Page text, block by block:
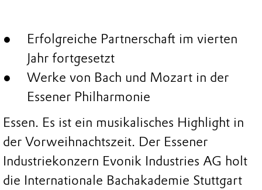
Erfolgreiche Partnerschaft im vierten
Jahr fortgesetzt
Werke von Bach und Mozart in der
Essener Philharmonie
Essen. Es ist ein musikalisches Highlight in
der Vorweihnachtszeit. Der Essener
Industriekonzern Evonik Industries AG holt
die Internationale Bachakademie Stuttgart